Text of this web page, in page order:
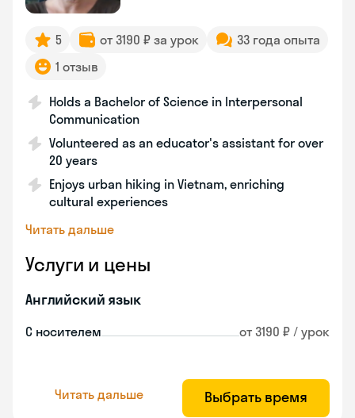
5 от 3190 ₽ за урок
33 года опыта
1 отзыв
Holds a Bachelor of Science in Interpersonal
Communication
Volunteered as an educator's assistant for over
20 years
Enjoys urban hiking in Vietnam, enriching
cultural experiences
Читать дальше
Услуги и цены
Английский язык
С носителем от 3190 ₽ / урок
Читать дальше Выбрать время